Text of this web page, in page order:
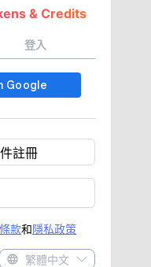
& Credits
登入
註冊
款和隱私政策
繁體中文